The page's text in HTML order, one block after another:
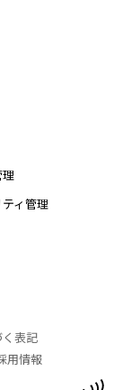
理
ィ管理
表記
用情報